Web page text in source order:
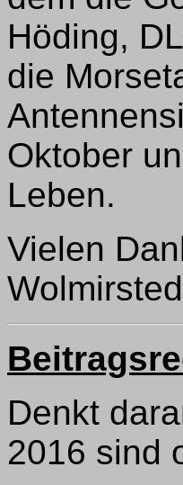
Höding,
die
Oktober
Leben.
Vielen
Denkt
2016 sind